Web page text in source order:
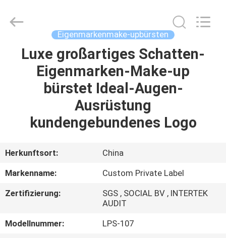
HAUS
PRODUKTE
ÜBER
FABRIK-
QUALITÄTSKONTROLLE
Eigenmarkenmake-upbürsten
Luxe großartiges Schatten-
Eigenmarken-Make-up
bürstet Ideal-Augen-
Ausrüstung
kundengebundenes Logo
Herkunftsort:
China
Markenname:
Custom Private Label
Zertifizierung:
SGS , SOCIAL BV , INTERTEK
AUDIT
Modellnummer:
LPS-107